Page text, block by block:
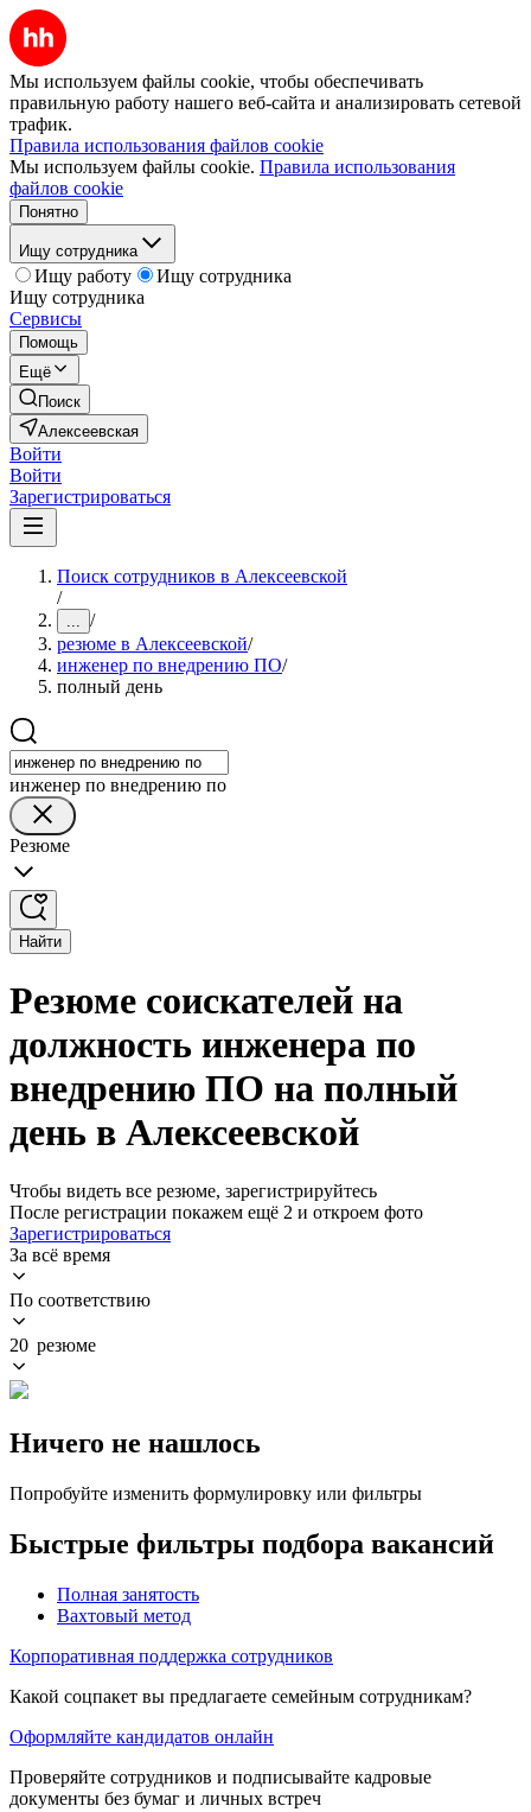
Мы используем файлы cookie, чтобы обеспечивать
правильную работу нашего веб-сайта и анализировать сетевой
трафик.
Правила использования файлов cookie
Мы используем файлы cookie. Правила использования
файлов cookie
Понятно
Ищу сотрудника
Ищу работу
Ищу сотрудника
Ищу сотрудника
Сервисы
Помощь
Ещё
Поиск
Алексеевская
Войти
Войти
Зарегистрироваться
Поиск сотрудников в Алексеевской
/
... /
резюме в Алексеевской/
инженер по внедрению ПО/
полный день
инженер по внедрению по
Резюме
Найти
Резюме соискателей на
должность инженера по
внедрению ПО на полный
день в Алексеевской
Чтобы видеть все резюме, зарегистрируйтесь
После регистрации покажем ещё 2 и откроем фото
Зарегистрироваться
За всё время
По соответствию
20 резюме
Ничего не нашлось
Попробуйте изменить формулировку или фильтры
Быстрые фильтры подбора вакансий
Полная занятость
Вахтовый метод
Корпоративная поддержка сотрудников
Какой соцпакет вы предлагаете семейным сотрудникам?
Оформляйте кандидатов онлайн
Проверяйте сотрудников и подписывайте кадровые
документы без бумаг и личных встреч